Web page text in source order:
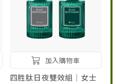
加入購物車
四胜肽日夜雙效組｜女士